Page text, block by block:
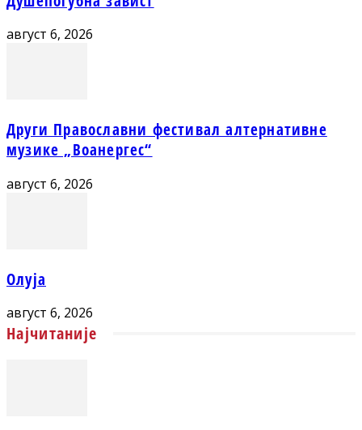
август 6, 2026
Други Православни фестивал алтернативне
музике „Воанергес“
август 6, 2026
Олуја
август 6, 2026
Најчитаније